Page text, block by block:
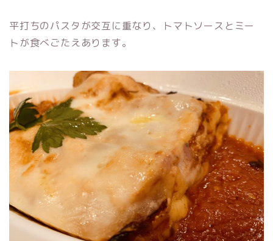
平打ちのパスタが交互に重なり、トマトソースとミー
トが食べごたえあります。